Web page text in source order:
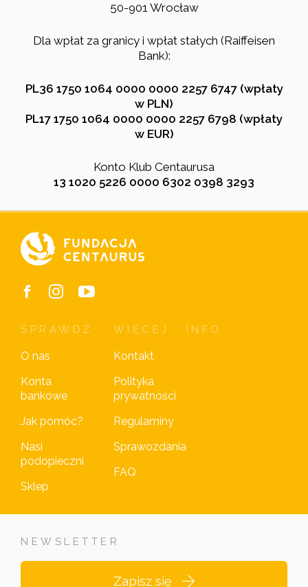
50-901 Wrocław
Dla wpłat za granicy i wpłat stałych (Raiffeisen
Bank):
PL36 1750 1064 0000 0000 2257 6747 (wpłaty
w PLN)
PL17 1750 1064 0000 0000 2257 6798 (wpłaty
w EUR)
Konto Klub Centaurusa
13 1020 5226 0000 6302 0398 3293
SPRAWDŹ
O nas
Konta
bankowe
Jak pomóc?
Nasi
podopieczni
Sklep
WIĘCEJ
Kontakt
Polityka
prywatności
Regulaminy
Sprawozdania
FAQ
INFO
NEWSLETTER
Zapisz się